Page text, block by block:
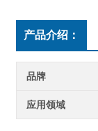
产品介绍：
品牌
应用领域